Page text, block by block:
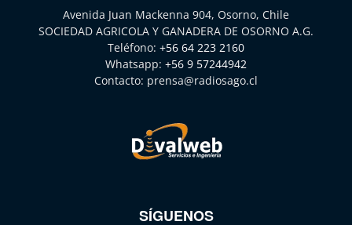
Avenida Juan Mackenna 904, Osorno, Chile
SOCIEDAD AGRICOLA Y GANADERA DE OSORNO A.G.
Teléfono: +56 64 223 2160
Whatsapp: +56 9 57244942
Contacto: prensa@radiosago.cl
SÍGUENOS